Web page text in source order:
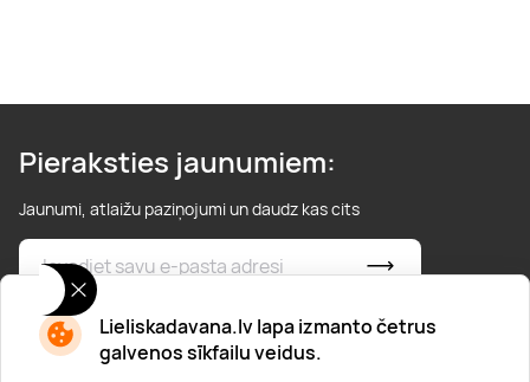
Lieliskadavana.lv lapa izmanto četrus
galvenos sīkfailu veidus.
Pieraksties jaunumiem:
Jaunumi, atlaižu paziņojumi un daudz kas cits
* Esmu iepazinies/usies ar privātuma politiku